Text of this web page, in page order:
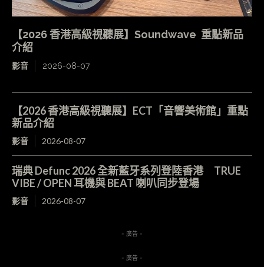
【2026 香港高級視聽展】Soundwave 重點新品
介紹
影音 2026-08-07
【2026 香港高級視聽展】ECT「音響美術館」重點
新品介紹
影音 2026-08-07
瑞典 Defunc 2026 全新藍牙系列登陸香港 TRUE
VIBE / OPEN 耳機與 BEAT 喇叭同步登場
影音 2026-08-07
- 廣告 -
- 廣告 -